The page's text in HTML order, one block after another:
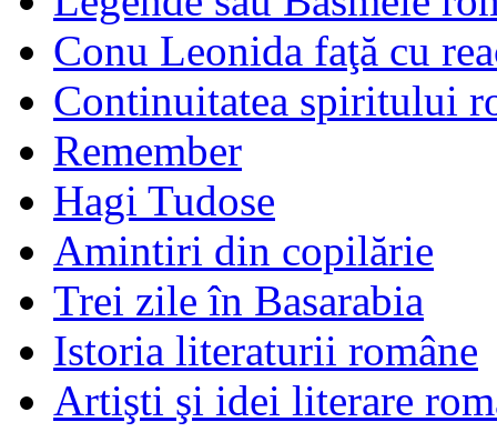
Conu Leonida faţă cu
Continuitatea spiritului
Remember
Hagi Tudose
Amintiri din copilărie
Trei zile în Basarabia
Istoria literaturii române
Artişti şi idei literare